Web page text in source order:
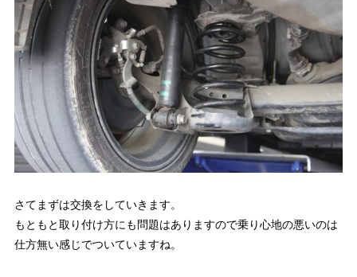
さてまずは交換をしていきます。
もともと取り付け方にも問題はありますので乗り心地の悪いのは
仕方無い感じでついていますね。